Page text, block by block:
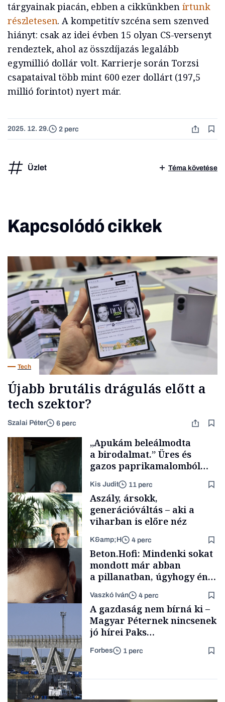
tárgyainak piacán, ebben a cikkünkben írtunk
részletesen. A kompetitív szcéna sem szenved
hiányt: csak az idei évben 15 olyan CS-versenyt
rendeztek, ahol az összdíjazás legalább
egymillió dollár volt. Karrierje során Torzsi
csapataival több mint 600 ezer dollárt (197,5
millió forintot) nyert már.
2025. 12. 29. 2 perc
Üzlet Téma követése
Kapcsolódó cikkek
Tech
Újabb brutális drágulás előtt a
tech szektor?
Szalai Péter 6 perc
Családi
vállalkozások
„Apukám beleálmodta
a birodalmat.” Üres és
gazos paprikamalomból
lett az igazi családi
fűszersztori
Kis Judit 11 perc
TÁMOGATÓI
Aszály, ársokk,
generációváltás – aki a
viharban is előre néz
K&amp;H 4 perc
Forbes-sztori
Beton.Hofi: Mindenki sokat
mondott már abban
a pillanatban, úgyhogy én
a legsarkosabb
gondolataimat akartam
kimondani
Vaszkó Iván 4 perc
A gazdaság nem bírná ki –
Magyar Péternek nincsenek
jó hírei Paks
újraindításáról
Forbes 1 perc